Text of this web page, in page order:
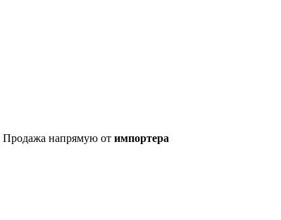
Продажа напрямую от импортера